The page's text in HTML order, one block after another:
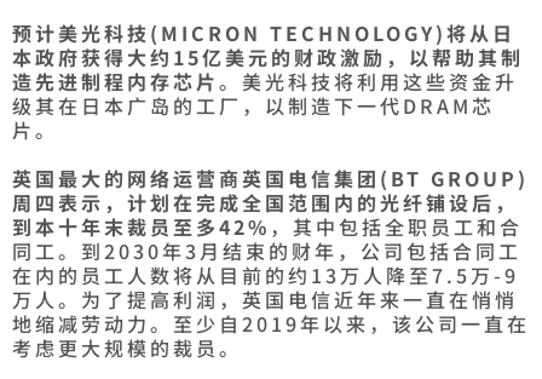
预计美光科技(MICRON TECHNOLOGY)将从日
本政府获得大约15亿美元的财政激励，以帮助其制
造先进制程内存芯片。美光科技将利用这些资金升
级其在日本广岛的工厂，以制造下一代DRAM芯
片。
英国最大的网络运营商英国电信集团(BT GROUP)
周四表示，计划在完成全国范围内的光纤铺设后，
到本十年末裁员至多42% ，其中包括全职员工和合
同工。到2030年3月结束的财年，公司包括合同工
在内的员工人数将从目前的约13万人降至7.5万-9
万人。为了提高利润，英国电信近年来一直在悄悄
地缩减劳动力。至少自2019年以来，该公司一直在
考虑更大规模的裁员。